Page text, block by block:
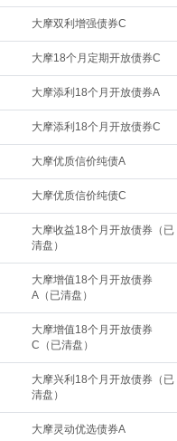
大摩双利增强债券C
大摩18个月定期开放债券C
大摩添利18个月开放债券A
大摩添利18个月开放债券C
大摩优质信价纯债A
大摩优质信价纯债C
大摩收益18个月开放债券（已
清盘）
大摩增值18个月开放债券
A（已清盘）
大摩增值18个月开放债券
C（已清盘）
大摩兴利18个月开放债券（已
清盘）
大摩灵动优选债券A